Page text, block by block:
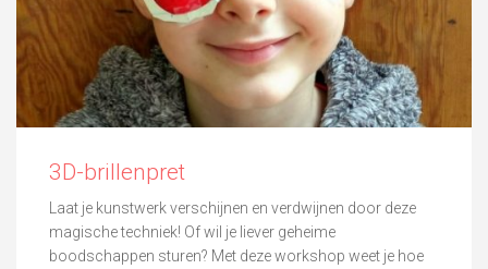
3D-brillenpret
Laat je kunstwerk verschijnen en verdwijnen door deze
magische techniek! Of wil je liever geheime
boodschappen sturen? Met deze workshop weet je hoe